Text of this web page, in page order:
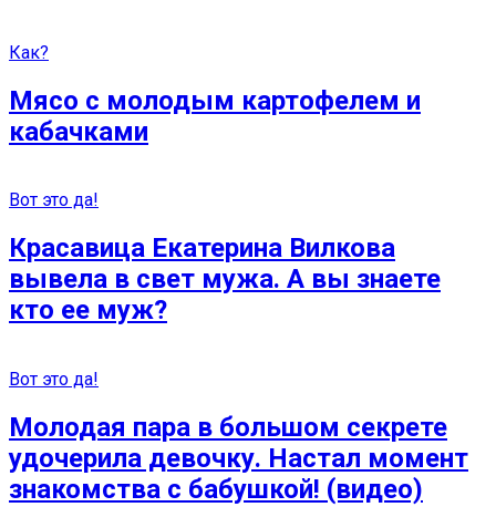
Как?
Мясо с молодым картофелем и
кабачками
Вот это да!
Красавица Екатерина Вилкова
вывела в свет мужа. А вы знаете
кто ее муж?
Вот это да!
Молодая пара в большом секрете
удочерила девочку. Настал момент
знакомства с бабушкой! (видео)